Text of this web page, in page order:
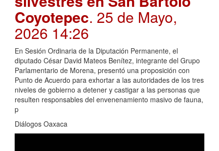
Coyotepec. 25 de Mayo,
2026 14:26
En Sesión Ordinaria de la Diputación Permanente, el
diputado César David Mateos Benítez, integrante del Grupo
Parlamentario de Morena, presentó una proposición con
Punto de Acuerdo para exhortar a las autoridades de los tres
niveles de gobierno a detener y castigar a las personas que
resulten responsables del envenenamiento masivo de fauna,
p
Diálogos Oaxaca